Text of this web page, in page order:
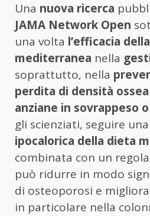
Una nuova ricerca
JAMA Network Open
una volta l’efficacia
mediterranea nella
soprattutto, nella
perdita di densità
anziane in sovrappeso
gli scienziati, seguire una
ipocalorica della dieta
combinata con un
può ridurre in modo
di osteoporosi e
in particolare nella